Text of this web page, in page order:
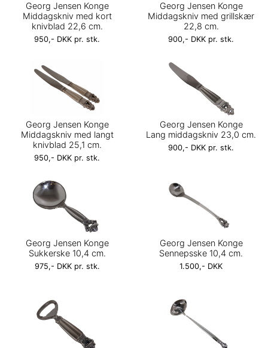
Georg Jensen Konge
Middagskniv med kort
knivblad 22,6 cm.
950,- DKK pr. stk.
Georg Jensen Konge
Middagskniv med grillskær
22,8 cm.
900,- DKK pr. stk.
Georg Jensen Konge
Middagskniv med langt
knivblad 25,1 cm.
950,- DKK pr. stk.
Georg Jensen Konge
Lang middagskniv 23,0 cm.
900,- DKK pr. stk.
Georg Jensen Konge
Sukkerske 10,4 cm.
975,- DKK pr. stk.
Georg Jensen Konge
Sennepsske 10,4 cm.
1.500,- DKK